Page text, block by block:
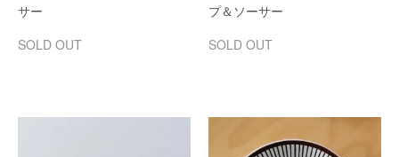
サー
SOLD OUT
プ＆ソーサー
SOLD OUT